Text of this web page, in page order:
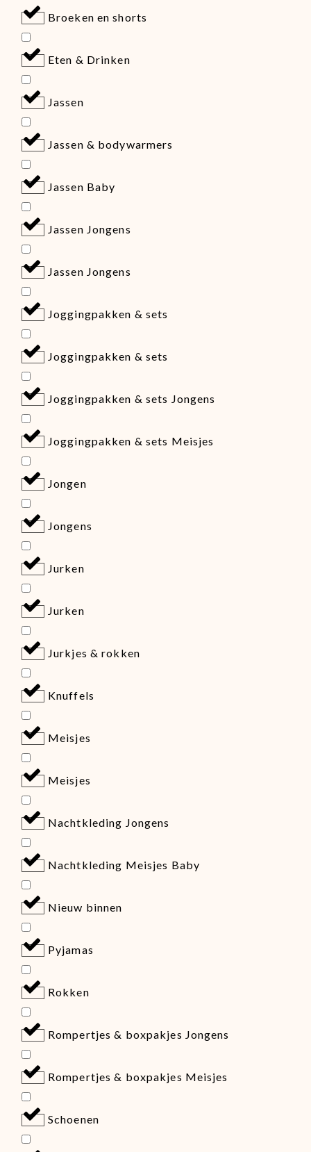
Broeken en shorts
Eten & Drinken
Jassen
Jassen & bodywarmers
Jassen Baby
Jassen Jongens
Jassen Jongens
Joggingpakken & sets
Joggingpakken & sets
Joggingpakken & sets Jongens
Joggingpakken & sets Meisjes
Jongen
Jongens
Jurken
Jurken
Jurkjes & rokken
Knuffels
Meisjes
Meisjes
Nachtkleding Jongens
Nachtkleding Meisjes Baby
Nieuw binnen
Pyjamas
Rokken
Rompertjes & boxpakjes Jongens
Rompertjes & boxpakjes Meisjes
Schoenen